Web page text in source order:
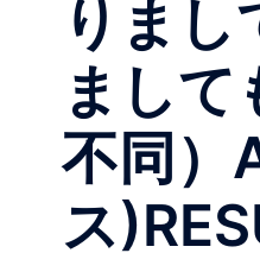
りま
まし
不同）
ス